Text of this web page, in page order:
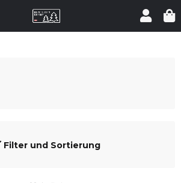
Filter und Sortierung